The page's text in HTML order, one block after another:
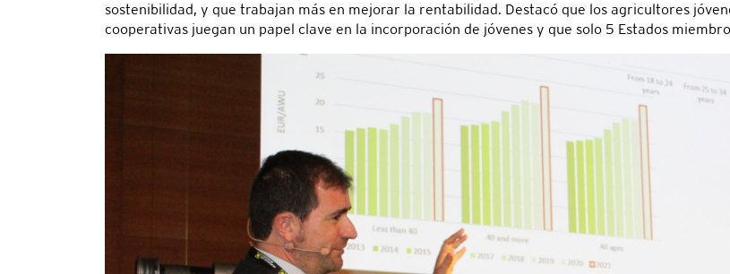
sostenibilidad, y que trabajan más en mejorar la rentabilidad. Destacó que los agricultores
cooperativas juegan un papel clave en la incorporación de jóvenes y que solo 5 Estados